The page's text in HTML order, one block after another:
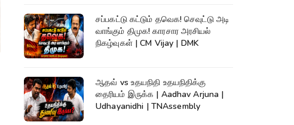
சப்பகட்டு கட்டும் தவெக! செவுட்டு அடி
வாங்கும் திமுக! காரசார அரசியல்
நிகழ்வுகள் | CM Vijay | DMK
ஆதவ் vs உதயநிதி உதயநிதிக்கு
தைரியம் இருக்க | Aadhav Arjuna |
Udhayanidhi | TNAssembly